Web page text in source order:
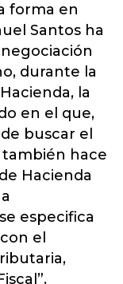
forma en
Santos ha
durante la
la
en el que,
buscar el
hace
Hacienda
especifica
el